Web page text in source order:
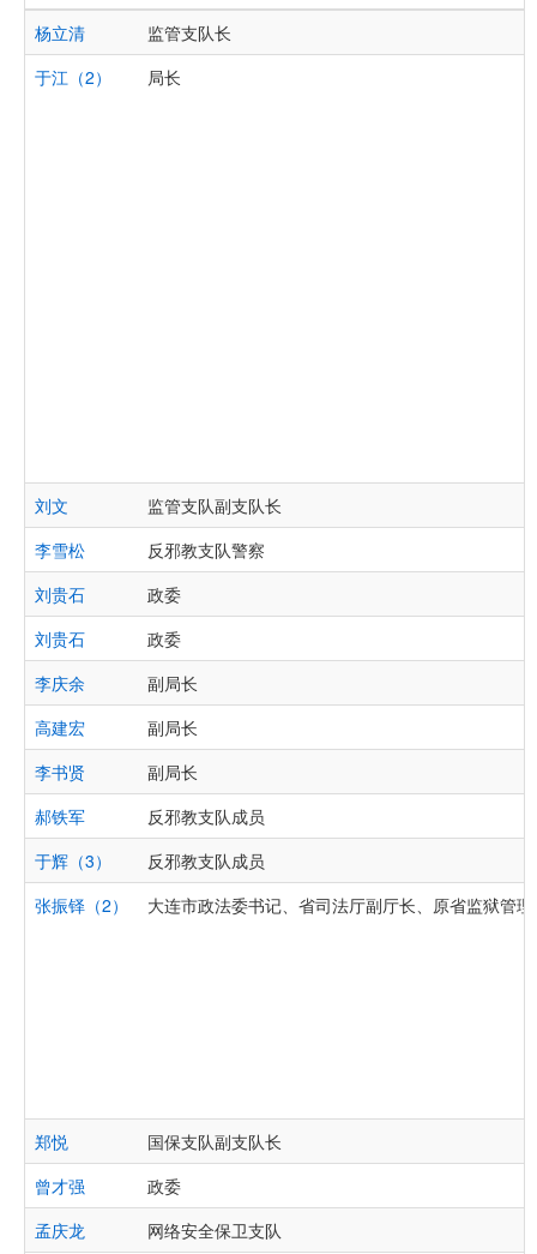
杨立清
监管支队长
于江（2）
局长
刘文
监管支队副支队长
李雪松
反邪教支队警察
刘贵石
政委
刘贵石
政委
李庆余
副局长
高建宏
副局长
李书贤
副局长
郝铁军
反邪教支队成员
于辉（3）
反邪教支队成员
张振铎（2）
大连市政法委书记、省司法厅副厅长、原省监狱管
郑悦
国保支队副支队长
曾才强
政委
孟庆龙
网络安全保卫支队